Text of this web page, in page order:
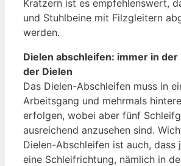
Kratzern ist es empfehlenswert,
und Stuhlbeine mit Filzgleitern
werden.
Dielen abschleifen: immer in
der Dielen
Das Dielen-Abschleifen muss in
Arbeitsgang und mehrmals
erfolgen, wobei aber fünf
ausreichend anzusehen sind.
Dielen-Abschleifen ist auch, dass
eine Schleifrichtung, nämlich in